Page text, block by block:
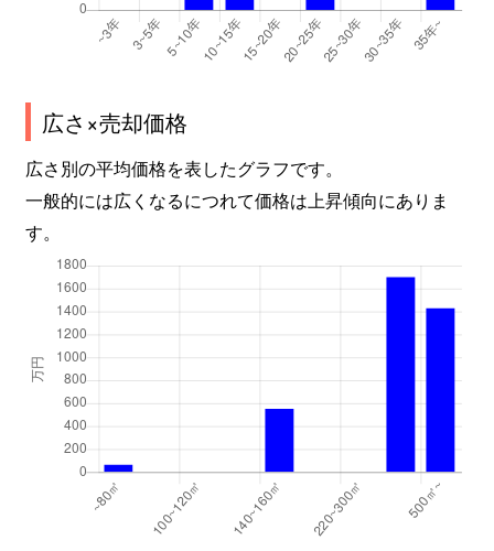
広さ×売却価格
広さ別の平均価格を表したグラフです。
一般的には広くなるにつれて価格は上昇傾向にありま
す。